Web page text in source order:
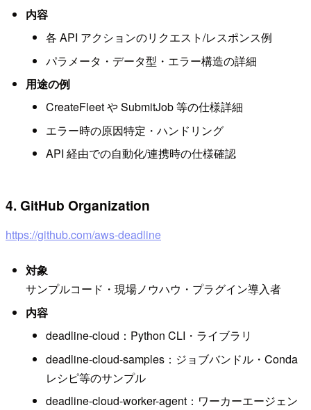
内容
各 API アクションのリクエスト/レスポンス例
パラメータ・データ型・エラー構造の詳細
用途の例
CreateFleet や SubmitJob 等の仕様詳細
エラー時の原因特定・ハンドリング
API 経由での自動化/連携時の仕様確認
4. GitHub Organization
https://github.com/aws-deadline
対象
サンプルコード・現場ノウハウ・プラグイン導入者
内容
deadline-cloud：Python CLI・ライブラリ
deadline-cloud-samples：ジョブバンドル・Conda
レシピ等のサンプル
deadline-cloud-worker-agent：ワーカーエージェン